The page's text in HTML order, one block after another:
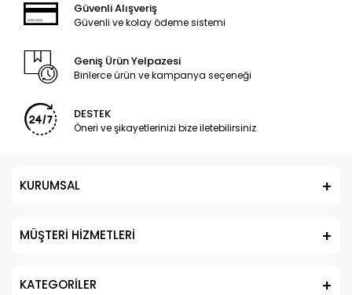
Güvenli Alışveriş
Güvenli ve kolay ödeme sistemi
Geniş Ürün Yelpazesi
Binlerce ürün ve kampanya seçeneği
DESTEK
Öneri ve şikayetlerinizi bize iletebilirsiniz.
KURUMSAL
MÜŞTERİ HİZMETLERİ
KATEGORİLER